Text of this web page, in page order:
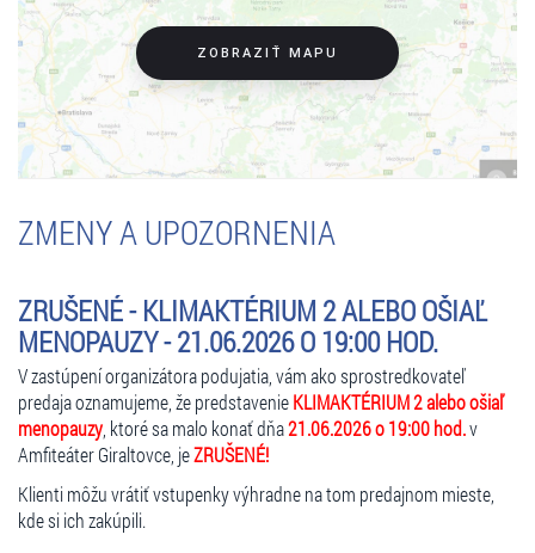
Divadelný menopauzový ošiaľ pohltí každého. A predovšetkým toho,
kto to najmenej čaká. Tešíme sa na vás!
hrajú: Zuzana Tlučková / Dagmar Sanitrová, Gizela Oňová / Ľudmila
Lukačíková, Jana Valocká / Katarína Brychtová / Daniela Kuffelová,
Zuzana Vačková / Jeanette Švoňavská
produkcia: Ľubo Horňák, vokálne naštudovanie: Lenka Paulíková,
a Alexandra Grusková, kostýmy: Alexandra Grusková, réžia: Svetozár
Sprušanský
dĺžka predstavenia: 2 hod. 40 min. (vrátane prestávky)
Predstavenie je vhodné pre divákov od 15 rokov.
Zľavy a vstupenky: bez zľavy
ZOBRAZIŤ MAPU
ZMENY A UPOZORNENIA
ZRUŠENÉ - KLIMAKTÉRIUM 2 ALEBO OŠIAĽ
MENOPAUZY - 21.06.2026 O 19:00 HOD.
V zastúpení organizátora podujatia, vám ako sprostredkovateľ
predaja oznamujeme, že predstavenieKLIMAKTÉRIUM 2 alebo ošiaľ
menopauzy , ktoré sa malo konať dňa21.06.2026 o 19:00 hod.v
Amfiteáter Giraltovce, jeZRUŠENÉ!
Klienti môžu vrátiť vstupenky výhradne na tom predajnom mieste,
kde si ich zakúpili.